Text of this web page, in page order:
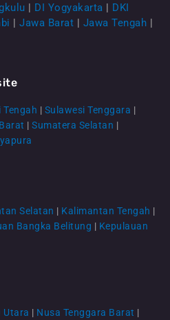
| DI Yogyakarta | DKI
| Jawa Barat | Jawa Tengah |
Tengah | Sulawesi Tenggara |
| Sumatera Selatan |
Selatan | Kalimantan Tengah |
Bangka Belitung | Kepulauan
Utara | Nusa Tenggara Barat |